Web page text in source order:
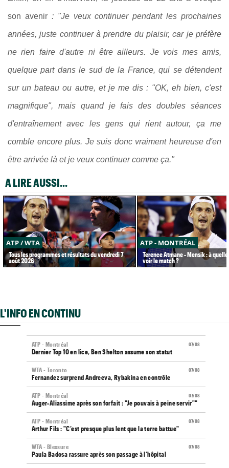
son avenir : "Je veux continuer pendant les prochaines
années, juste continuer à prendre du plaisir, car je préfère
ne rien faire d'autre ni être ailleurs. Je vois mes amis,
quelque part dans le sud de la France, qui se détendent
sur un bateau ou autre, et je me dis : "OK, eh bien, c'est
magnifique", mais quand je fais des doubles séances
d'entraînement avec les gens qui rient autour, ça me
comble encore plus. Je suis donc vraiment heureuse d'en
être arrivée là et je veux continuer comme ça."
A LIRE AUSSI...
ATP / WTA
Tous les programmes et résultats du vendredi 7
août 2026
ATP - MONTRÉAL
Terence Atmane - Mensik : à
voir le match ?
L'INFO EN CONTINU
07/08
ATP - Montréal
Dernier Top 10 en lice, Ben Shelton assume son statut
07/08
WTA - Toronto
Fernandez surprend Andreeva, Rybakina en contrôle
07/08
ATP - Montréal
Auger-Aliassime après son forfait : "Je pouvais à peine servir""
07/08
ATP - Montréal
Arthur Fils : "C’est presque plus lent que la terre battue"
07/08
WTA - Blessure
Paula Badosa rassure après son passage à l’hôpital